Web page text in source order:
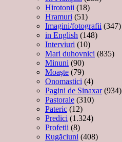
Hirotonii (18)
Hramuri (51)
Imagini/fotografii (347)
in English (148)
Interviuri (10)
Mari duhovnici (835)
Minuni (90)
Moaşte (79)
Onomastici (4)
Pagini de Sinaxar(934)
Pastorale (310)
Pateric (12)
Predici (1.324)
Profetii (8)
Rugăciuni (408)